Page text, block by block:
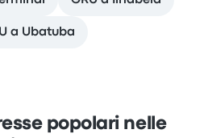
a Ubatuba
popolari nelle